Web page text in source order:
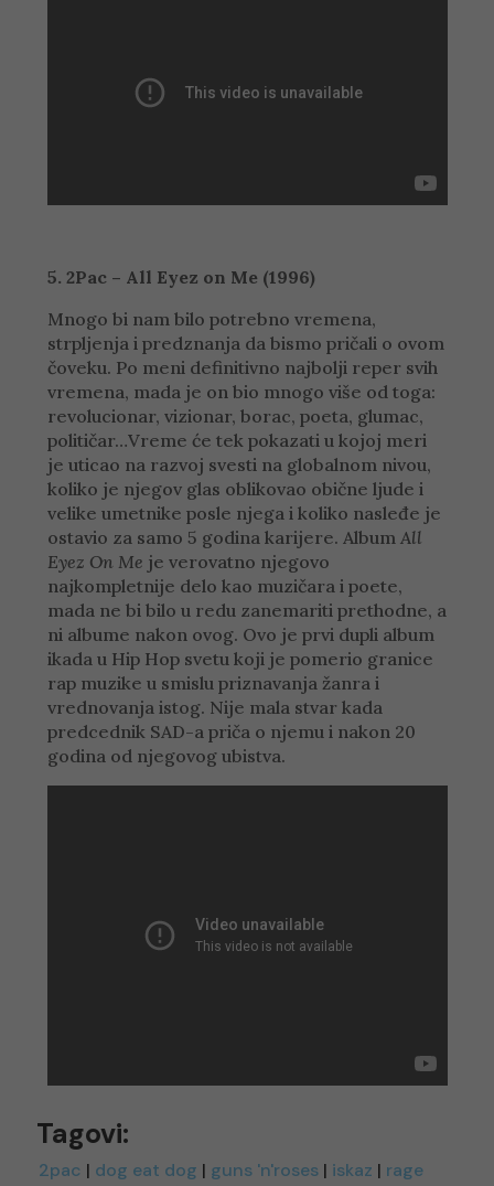
5. 2Pac – All Eyez on Me (1996)
Mnogo bi nam bilo potrebno vremena,
strpljenja i predznanja da bismo pričali o ovom
čoveku. Po meni definitivno najbolji reper svih
vremena, mada je on bio mnogo više od toga:
revolucionar, vizionar, borac, poeta, glumac,
političar…Vreme će tek pokazati u kojoj meri
je uticao na razvoj svesti na globalnom nivou,
koliko je njegov glas oblikovao obične ljude i
velike umetnike posle njega i koliko nasleđe je
ostavio za samo 5 godina karijere. Album All
Eyez On Me je verovatno njegovo
najkompletnije delo kao muzičara i poete,
mada ne bi bilo u redu zanemariti prethodne, a
ni albume nakon ovog. Ovo je prvi dupli album
ikada u Hip Hop svetu koji je pomerio granice
rap muzike u smislu priznavanja žanra i
vrednovanja istog. Nije mala stvar kada
predcednik SAD-a priča o njemu i nakon 20
godina od njegovog ubistva.
Tagovi:
2pac | dog eat dog | guns 'n'roses | iskaz | rage